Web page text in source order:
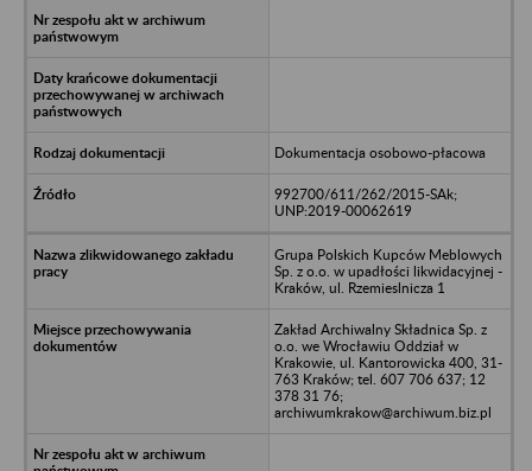
Dokumentacja osobowo-płacowa
992700/611/262/2015-SAk;
UNP:2019-00062619
Grupa Polskich Kupców Meblowych
Sp. z o.o. w upadłości likwidacyjnej -
Kraków, ul. Rzemieslnicza 1
Zakład Archiwalny Składnica Sp. z
o.o. we Wrocławiu Oddział w
Krakowie, ul. Kantorowicka 400, 31-
763 Kraków; tel. 607 706 637; 12
378 31 76;
archiwumkrakow@archiwum.biz.pl